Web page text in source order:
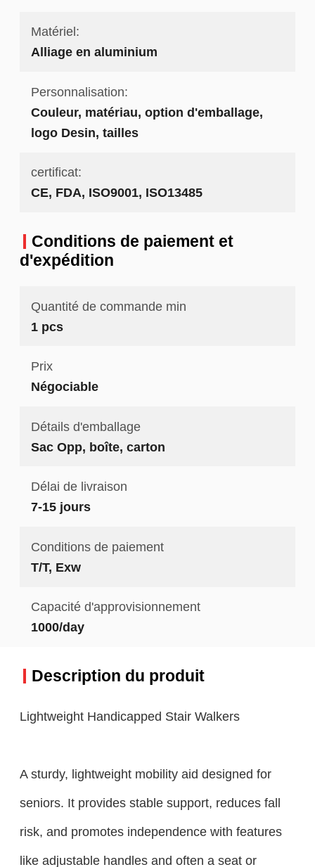
Matériel:
Alliage en aluminium
Personnalisation:
Couleur, matériau, option d'emballage,
logo Desin, tailles
certificat:
CE, FDA, ISO9001, ISO13485
Conditions de paiement et
d'expédition
Quantité de commande min
1 pcs
Prix
Négociable
Détails d'emballage
Sac Opp, boîte, carton
Délai de livraison
7-15 jours
Conditions de paiement
T/T, Exw
Capacité d'approvisionnement
1000/day
Description du produit
Lightweight Handicapped Stair Walkers
A sturdy, lightweight mobility aid designed for
seniors. It provides stable support, reduces fall
risk, and promotes independence with features
like adjustable handles and often a seat or